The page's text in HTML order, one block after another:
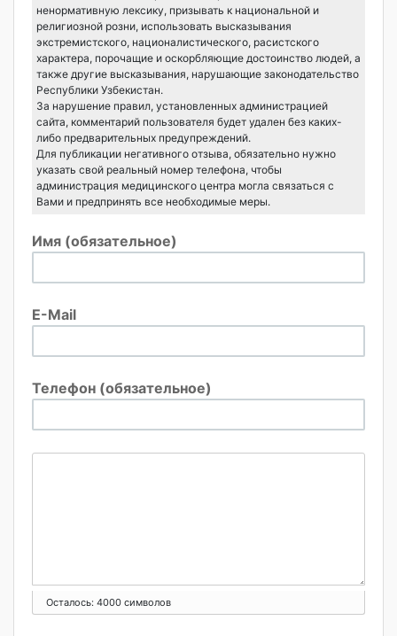
ненормативную лексику, призывать к национальной и
религиозной розни, использовать высказывания
экстремистского, националистического, расистского
характера, порочащие и оскорбляющие достоинство людей, а
также другие высказывания, нарушающие законодательство
Республики Узбекистан.
За нарушение правил, установленных администрацией
сайта, комментарий пользователя будет удален без каких-
либо предварительных предупреждений.
Для публикации негативного отзыва, обязательно нужно
указать свой реальный номер телефона, чтобы
администрация медицинского центра могла связаться с
Вами и предпринять все необходимые меры.
Имя (обязательное)
E-Mail
Телефон (обязательное)
Осталось: 4000 символов